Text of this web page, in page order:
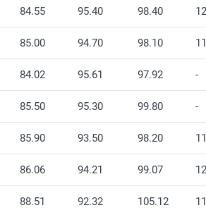
84.55 95.40 98.40
85.00 94.70 98.10
84.02 95.61 97.92 -
85.50 95.30 99.80 -
85.90 93.50 98.20
86.06 94.21 99.07
88.51 92.32 105.12